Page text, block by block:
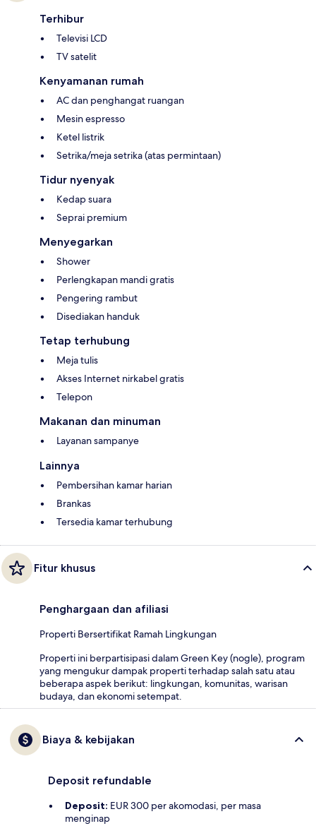
Terhibur
Televisi LCD
TV satelit
Kenyamanan rumah
AC dan penghangat ruangan
Mesin espresso
Ketel listrik
Setrika/meja setrika (atas permintaan)
Tidur nyenyak
Kedap suara
Seprai premium
Menyegarkan
Shower
Perlengkapan mandi gratis
Pengering rambut
Disediakan handuk
Tetap terhubung
Meja tulis
Akses Internet nirkabel gratis
Telepon
Makanan dan minuman
Layanan sampanye
Lainnya
Pembersihan kamar harian
Brankas
Tersedia kamar terhubung
Fitur khusus
Penghargaan dan afiliasi
Properti Bersertifikat Ramah Lingkungan
Properti ini berpartisipasi dalam Green Key (nogle), program
yang mengukur dampak properti terhadap salah satu atau
beberapa aspek berikut: lingkungan, komunitas, warisan
budaya, dan ekonomi setempat.
Biaya & kebijakan
Deposit refundable
Deposit: EUR 300 per akomodasi, per masa
menginap